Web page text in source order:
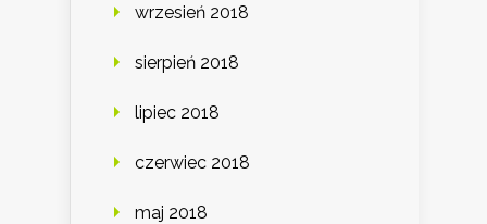
wrzesień 2018
sierpień 2018
lipiec 2018
czerwiec 2018
maj 2018